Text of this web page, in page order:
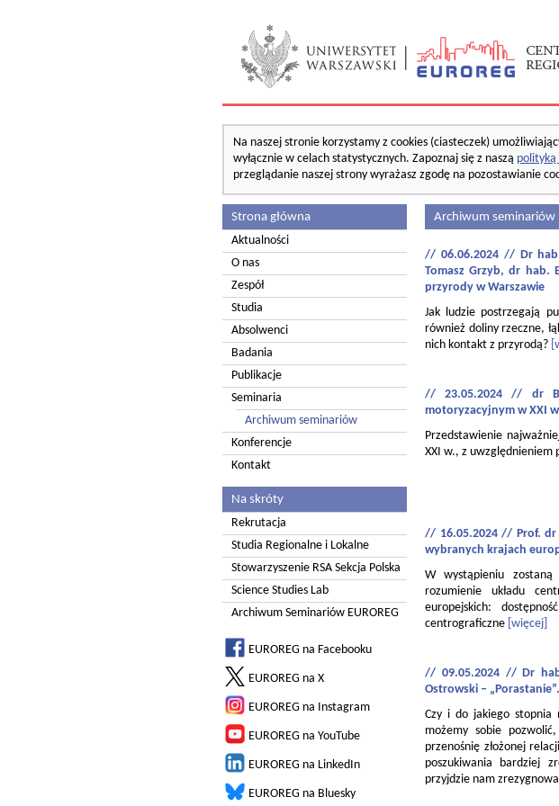
Na naszej stronie korzystamy z cookies (ciasteczek)
wyłącznie w celach statystycznych. Zapoznaj się z naszą
przeglądanie naszej strony wyrażasz zgodę na pozostawianie
Strona główna
Aktualności
O nas
Zespół
Studia
Absolwenci
Badania
Publikacje
Seminaria
Archiwum seminariów
Konferencje
Kontakt
Na skróty
Rekrutacja
Studia Regionalne i Lokalne
Stowarzyszenie RSA Sekcja Polska
Science Studies Lab
Archiwum Seminariów EUROREG
EUROREG na Facebooku
EUROREG na X
EUROREG na Instagram
EUROREG na YouTube
EUROREG na LinkedIn
EUROREG na Bluesky
Archiwum seminariów
// 06.06.2024 // Dr
Tomasz Grzyb, dr hab.
przyrody w Warszawie
Jak ludzie postrzegają
również doliny rzeczne,
nich kontakt z przyrodą?
// 23.05.2024 // dr
motoryzacyjnym w XXI
Przedstawienie
XXI w., z uwzględnieniem
// 16.05.2024 // Prof. dr
wybranych krajach
W wystąpieniu zostaną
rozumienie układu
europejskich:
centrograficzne [więcej]
// 09.05.2024 // Dr
Ostrowski –
Czy i do jakiego stopnia
możemy sobie
przenośnię złożonej
poszukiwania bardziej
przyjdzie nam